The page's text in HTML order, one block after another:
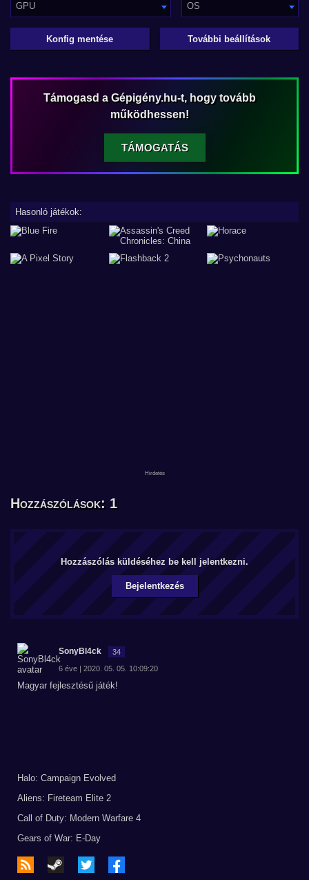
GPU OS
Konfig mentése További beállítások
Támogasd a Gépigény.hu-t, hogy tovább
működhessen!
TÁMOGATÁS
Hasonló játékok:
Hozzászólások: 1
Hozzászólás küldéséhez be kell jelentkezni.
Bejelentkezés
SonyBl4ck 34
6 éve | 2020. 05. 05. 10:09:20
Magyar fejlesztésű játék!
Halo: Campaign Evolved
Aliens: Fireteam Elite 2
Call of Duty: Modern Warfare 4
Gears of War: E-Day